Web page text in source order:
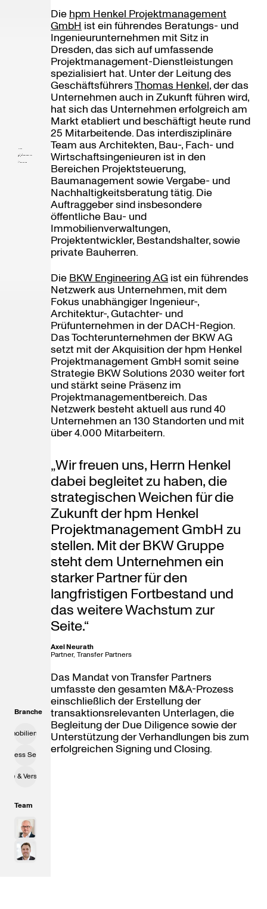
Branche
Immobilienwirtschaft
Services
& Versorgung
Team
Diehpm Henkel Projektmanagement
GmbH ist ein führendes Beratungs- und
Ingenieurunternehmen mit Sitz in
Dresden, das sich auf umfassende
Projektmanagement-Dienstleistungen
spezialisiert hat. Unter der Leitung des
GeschäftsführersThomas Henkel, der das
Unternehmen auch in Zukunft führen wird,
hat sich das Unternehmen erfolgreich am
Markt etabliert und beschäftigt heute rund
25 Mitarbeitende. Das interdisziplinäre
Team aus Architekten, Bau-, Fach- und
Wirtschaftsingenieuren ist in den
Bereichen Projektsteuerung,
Baumanagement sowie Vergabe- und
Nachhaltigkeitsberatung tätig. Die
Auftraggeber sind insbesondere
öffentliche Bau- und
Immobilienverwaltungen,
Projektentwickler, Bestandshalter, sowie
private Bauherren.
Die BKW Engineering AG ist ein führendes
Netzwerk aus Unternehmen, mit dem
Fokus unabhängiger Ingenieur-,
Architektur-, Gutachter- und
Prüfunternehmen in der DACH-Region.
Das Tochterunternehmen der BKW AG
setzt mit der Akquisition der hpm Henkel
Projektmanagement GmbH somit seine
Strategie BKW Solutions 2030 weiter fort
und stärkt seine Präsenz im
Projektmanagementbereich. Das
Netzwerk besteht aktuell aus rund 40
Unternehmen an 130 Standorten und mit
über 4.000 Mitarbeitern.
„Wir freuen uns, Herrn Henkel
dabei begleitet zu haben, die
strategischen Weichen für die
Zukunft der hpm Henkel
Projektmanagement GmbH zu
stellen. Mit der BKW Gruppe
steht dem Unternehmen ein
starker Partner für den
langfristigen Fortbestand und
das weitere Wachstum zur
Seite.“
Axel Neurath
Partner, Transfer Partners
Das Mandat von Transfer Partners
umfasste den gesamten M&A-Prozess
einschließlich der Erstellung der
transaktionsrelevanten Unterlagen, die
Begleitung der Due Diligence sowie der
Unterstützung der Verhandlungen bis zum
erfolgreichen Signing und Closing.